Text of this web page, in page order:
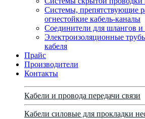
Системы, препятствующие
огнестойкие кабель-каналы
Соединители для шлангов и
Электроизоляционные
кабеля
Прайс
Производители
Контакты
Кабели и провода передачи связи
Кабели силовые для прокладки